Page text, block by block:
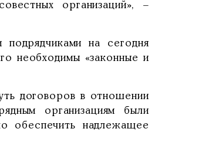
организаций», –
на сегодня
необходимы «законные и
договоров в отношении
организациям были
обеспечить надлежащее